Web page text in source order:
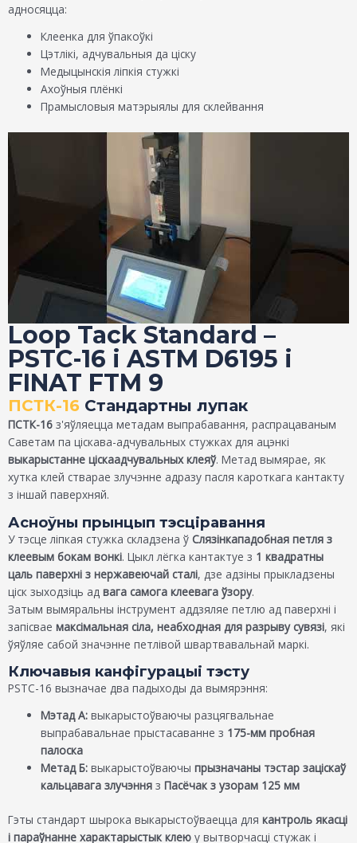
адносяцца:
Клеенка для ўпакоўкі
Цэтлікі, адчувальныя да ціску
Медыцынскія ліпкія стужкі
Ахоўныя плёнкі
Прамысловыя матэрыялы для склейвання
Loop Tack Standard –
PSTC-16 і ASTM D6195 і
FINAT FTM 9
ПСТК-16 Стандартны лупак
ПСТК-16 з'яўляецца метадам выпрабавання, распрацаваным
Саветам па ціскава-адчувальных стужках для ацэнкі
выкарыстанне ціскаадчувальных клеяў. Метад вымярае, як
хутка клей стварае злучэнне адразу пасля кароткага кантакту
з іншай паверхняй.
Асноўны прынцып тэсціравання
У тэсце ліпкая стужка складзена ў Слязінкападобная петля з
клеевым бокам вонкі. Цыкл лёгка кантактуе з 1 квадратны
цаль паверхні з нержавеючай сталі, дзе адзіны прыкладзены
ціск зыходзіць ад вага самога клеевага ўзору.
Затым вымяральны інструмент аддзяляе петлю ад паверхні і
запісвае максімальная сіла, неабходная для разрыву сувязі, які
ўяўляе сабой значэнне петлівой швартвавальнай маркі.
Ключавыя канфігурацыі тэсту
PSTC-16 вызначае два падыходы да вымярэння:
Мэтад А: выкарыстоўваючы разцягвальнае
выпрабавальнае прыстасаванне з 175-мм пробная
палоска
Метад Б: выкарыстоўваючыпрызначаны тэстар заціскаў
кальцавага злучэння зПасёчак з узорам 125 мм
Гэты стандарт шырока выкарыстоўваецца для кантроль якасці
і параўнанне характарыстык клею у вытворчасці стужак і